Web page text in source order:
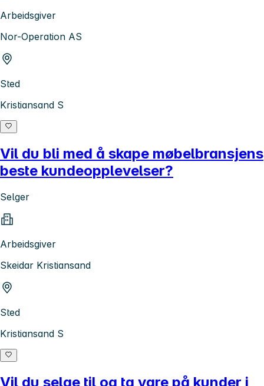
Arbeidsgiver
Nor-Operation AS
Sted
Kristiansand S
Vil du bli med å skape møbelbransjens
beste kundeopplevelser?
Selger
Arbeidsgiver
Skeidar Kristiansand
Sted
Kristiansand S
Vil du selge til og ta vare på kunder i